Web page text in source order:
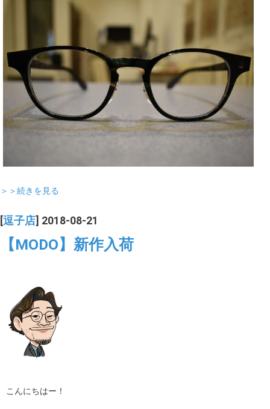
＞＞続きを見る
[逗子店] 2018-08-21
【MODO】新作入荷
こんにちはー！